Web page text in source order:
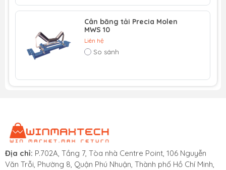
Theo tiêu chuẩn, ba mẫu này của dòng sản phẩm VS800
có thể được lắp đặt theo 3 cách
Lắp đặt âm trên móng cân,
Lắp đặt nổi trên mặt đất với móng cân hoặc
Lắp đặt nổi trên mặt đất đầm chặt không cần
dễ dàng.
Cân băng tải Precia Molen
MWS 10
Liên hệ
So sánh
Địa chỉ: P.702A, Tầng 7, Tòa nhà Centre Point, 106 Nguyễn
Văn Trỗi, Phường 8, Quận Phú Nhuận, Thành phố Hồ Chí Minh,